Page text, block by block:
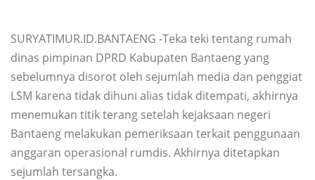
SURYATIMUR.ID.BANTAENG -Teka teki tentang rumah
dinas pimpinan DPRD Kabupaten Bantaeng yang
sebelumnya disorot oleh sejumlah media dan penggiat
LSM karena tidak dihuni alias tidak ditempati, akhirnya
menemukan titik terang setelah kejaksaan negeri
Bantaeng melakukan pemeriksaan terkait penggunaan
anggaran operasional rumdis. Akhirnya ditetapkan
sejumlah tersangka.